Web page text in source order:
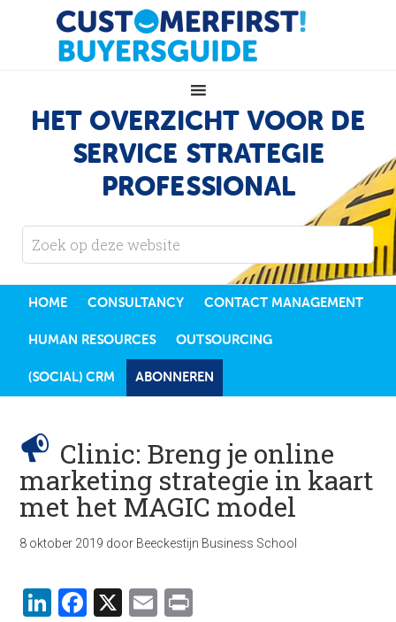
HET OVERZICHT VOOR DE
SERVICE STRATEGIE
PROFESSIONAL
HOME CONSULTANCY CONTACT MANAGEMENT
HUMAN RESOURCES OUTSOURCING
(SOCIAL) CRM ABONNEREN
Clinic: Breng je online
marketing strategie in kaart
met het MAGIC model
8 oktober 2019 door Beeckestijn Business School
LinkedIn
Facebook
X Email